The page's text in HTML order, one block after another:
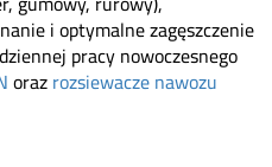
i optymalne zagęszczenie
pracy nowoczesnego
orazrozsiewacze nawozu